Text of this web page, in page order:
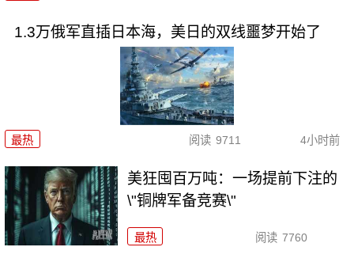
1.3万俄军直插日本海，美日的双线噩梦开始了
最热 阅读 9711 4小时前
美狂囤百万吨：一场提前下注的
\"铜牌军备竞赛\"
最热 阅读 7760